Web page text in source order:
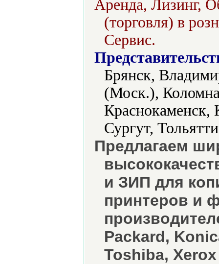
Аренда, Лизинг,
(торговля) в
Сервис.
Брянск,
(Моск.),
Сургут,
Предлагаем
и ЗИП для
принтеров и
Packard,
Toshiba,